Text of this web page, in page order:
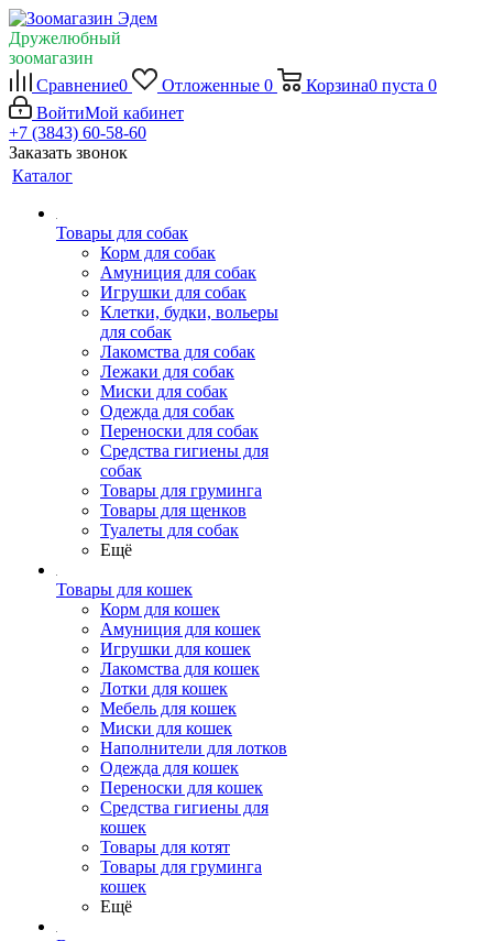
Дружелюбный
зоомагазин
Сравнение0 Отложенные 0 Корзина0 пуста 0
ВойтиМой кабинет
+7 (3843) 60-58-60
Заказать звонок
Каталог
Товары для собак
Корм для собак
Амуниция для собак
Игрушки для собак
Клетки, будки, вольеры
для собак
Лакомства для собак
Лежаки для собак
Миски для собак
Одежда для собак
Переноски для собак
Средства гигиены для
собак
Товары для груминга
Товары для щенков
Туалеты для собак
Ещё
Товары для кошек
Корм для кошек
Амуниция для кошек
Игрушки для кошек
Лакомства для кошек
Лотки для кошек
Мебель для кошек
Миски для кошек
Наполнители для лотков
Одежда для кошек
Переноски для кошек
Средства гигиены для
кошек
Товары для котят
Товары для груминга
кошек
Ещё